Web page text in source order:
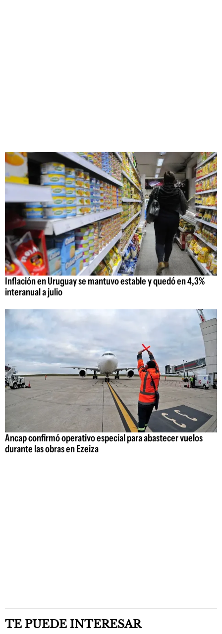
Inflación en Uruguay se mantuvo estable y quedó en 4,3%
interanual a julio
Ancap confirmó operativo especial para abastecer vuelos
durante las obras en Ezeiza
TE PUEDE INTERESAR